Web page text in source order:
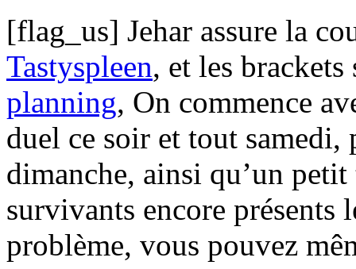
[flag_us] Jehar assure la
Tastyspleen, et les
planning, On commence
duel ce soir et tout
dimanche, ainsi qu’un
survivants encore présents
problème, vous pouvez